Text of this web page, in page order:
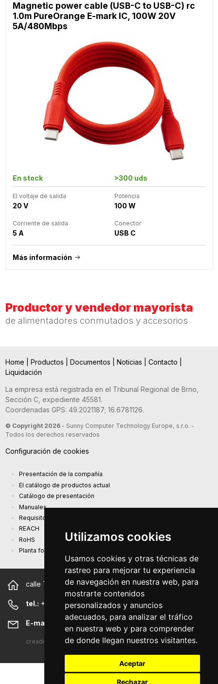
Utilizamos cookies
Usamos cookies y otras técnicas de
rastreo para mejorar tu experiencia
de navegación en nuestra web, para
mostrarte contenidos
personalizados y anuncios
adecuados, para analizar el tráfico
en nuestra web y para comprender
de donde llegan nuestros visitantes.
Aceptar
Rechazar
Magnetic power cable (USB-C to USB-C) rc
1.0m PureOrange E-mark IC, 100W 20V
5A/480Mbps
En stock >300 uds
El voltaje de salida
20 V
Potencia
100 W
Corriente de salida
5 A
Conector
USB C
Más información
Productor y vendedor mayorista
de alimentadores conmutados y accesorios
Home Productos Documentos Noticias Contacto
Liquidación
La empresa está registrada en el Tribunal Regional de Brno,
Sección C, expediente 45581.
Coordenadas GPS: 49.2021187; 16.6781126.
© Copyright 2026- Sunny Computer Technology Europe, s.r.o. -
Todos los derechos reservados
Configuración de cookies
Presentación de la compañía
El catálogo de productos actual
Catálogo de presentación
Manuales
Requisitos de diseño ecológico (EU) 2019/1782
REACH
RoHS
Planta fotovoltaica
calle Trnkova 2881/156, 628 00 Brno República Checa
tel.: +420 544 500 327
E-mail: sunny@sunny-euro.com
creado A-WebSys spol. s r.o.